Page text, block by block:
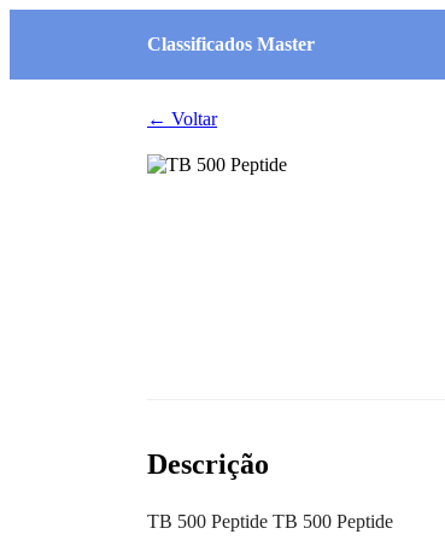
Classificados Master
← Voltar
Descrição
TB 500 Peptide TB 500 Peptide